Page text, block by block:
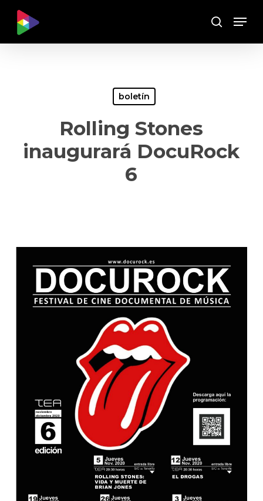
main
Buscar
Menu
boletín
Rolling Stones
inaugurará DocuRock
6